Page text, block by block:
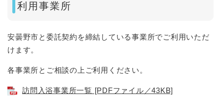
利用事業所
安曇野市と委託契約を締結している事業所でご利用いただ
けます。
各事業所とご相談の上ご利用ください。
訪問入浴事業所一覧 [PDFファイル／43KB]